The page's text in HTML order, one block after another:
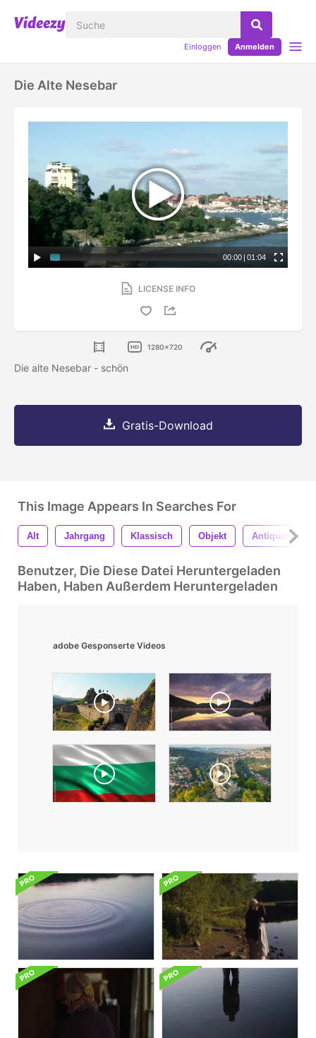
Einloggen Anmelden
Die Alte Nesebar
00:00 | 01:04
LICENSE INFO
1280x720
Die alte Nesebar - schön
Gratis-Download
This Image Appears In Searches For
Alt Jahrgang Klassisch Objekt Antiquität
Benutzer, Die Diese Datei Heruntergeladen
Haben, Haben Außerdem Heruntergeladen
adobe Gesponserte Videos